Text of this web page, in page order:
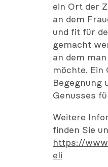
ein Ort der
an dem
und fit für
gemacht
an dem
möchte. Ein
Begegnung
Genusses
Weitere
finden Sie
https://
eli